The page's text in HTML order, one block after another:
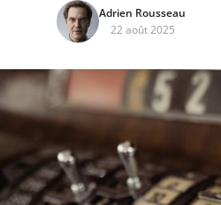
Adrien Rousseau
22 août 2025